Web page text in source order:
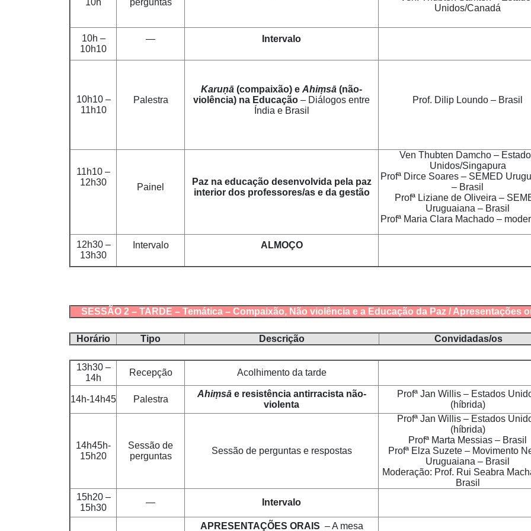
10h
perguntas
Unidos/Canadá
10h –
10h10
— Intervalo
10h10 –
11h10
Palestra
Karuṇā (compaixão) e Ahiṃsā (não-
violência) na Educação – Diálogos entre
Índia e Brasil
Prof. Dilip Loundo – Brasil
11h10 –
12h30
Painel
Paz na educação desenvolvida pela paz
interior dos professores/as e da gestão
Ven Thubten Damcho –
Unidos/Singapura
Profª Dirce Soares – SEMED
– Brasil
Profª Liziane de Oliveira –
Uruguaiana – Brasil
Profª Maria Clara Machado –
12h30 –
13h30
Intervalo ALMOÇO
SESSÃO 2 – TARDE – Temática – Compaixão, Não violência e a Educação da Paz / Apresentações
Horário Tipo Descrição Convidadas/os
13h30 –
14h
Recepção Acolhimento da tarde
14h-14h45 Palestra
Ahiṃsāe resistência antirracista não-
violenta
Profª Jan Willis – Estados
(híbrida)
14h45h-
15h20
Sessão de
perguntas
Sessão de perguntas e respostas
Profª Jan Willis – Estados
(híbrida)
Profª Marta Messias – Brasil
Profª Elza Suzete – Movimento
Uruguaiana – Brasil
Moderação: Prof. Rui Seabra
Brasil
15h20 –
15h30
— Intervalo
APRESENTAÇÕES ORAIS – A mesa